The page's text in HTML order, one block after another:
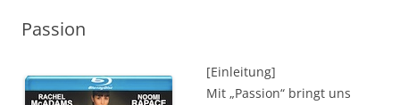
Passion
[Einleitung]
Mit „Passion“ bringt uns